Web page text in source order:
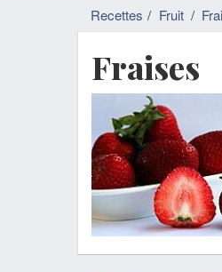
Recettes Fruit /
Fraises